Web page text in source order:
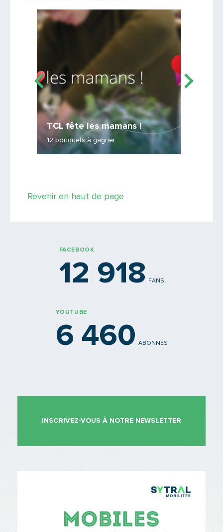
Lire la suite
TCL fête les mamans !
12 bouquets à gagner...
Revenir en haut de page
FACEBOOK
12 918 FANS
YOUTUBE
6 460 ABONNÉS
INSCRIVEZ-VOUS À NOTRE NEWSLETTER